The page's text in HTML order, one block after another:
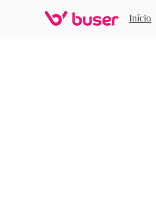
Início
Home